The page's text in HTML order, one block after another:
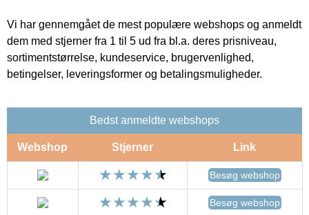
Vi har gennemgået de mest populære webshops og anmeldt
dem med stjerner fra 1 til 5 ud fra bl.a. deres prisniveau,
sortimentstørrelse, kundeservice, brugervenlighed,
betingelser, leveringsformer og betalingsmuligheder.
Bedst anmeldte webshops
Webshop Stjerner Link
Besøg webshop
Besøg webshop